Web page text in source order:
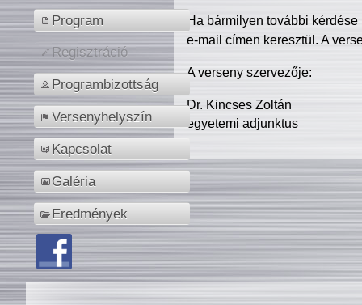
Program
Regisztráció
Programbizottság
Versenyhelyszín
Kapcsolat
Galéria
Eredmények
Ha bármilyen további
e-mail címen keresztül. A
A verseny szervezője:
Dr. Kincses Zoltán
egyetemi adjunktus